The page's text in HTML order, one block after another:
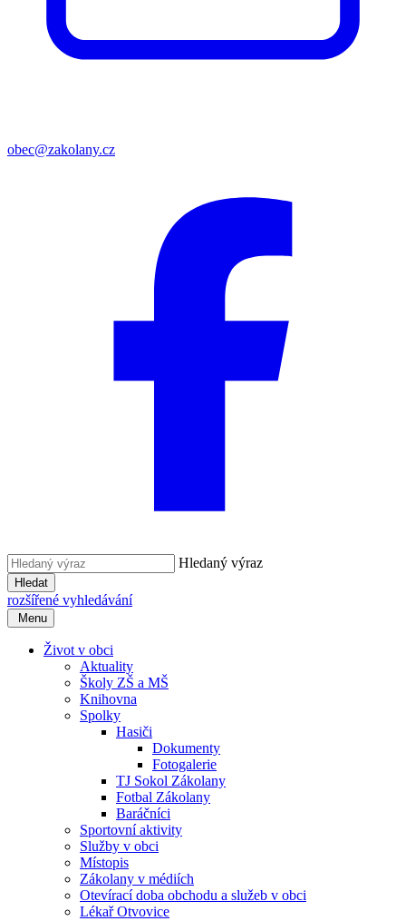
obec@zakolany.cz
Hledaný výraz
Hledat
rozšířené vyhledávání
Menu
Život v obci
Aktuality
Školy ZŠ a MŠ
Knihovna
Spolky
Hasiči
Dokumenty
Fotogalerie
TJ Sokol Zákolany
Fotbal Zákolany
Baráčníci
Sportovní aktivity
Služby v obci
Místopis
Zákolany v médiích
Otevírací doba obchodu a služeb v obci
Lékař Otvovice